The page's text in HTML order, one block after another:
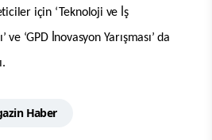
için ‘Teknoloji ve İş
‘GPD İnovasyon Yarışması’ da
Haber